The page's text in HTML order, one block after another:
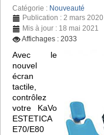
Catégorie : Nouveauté
Publication : 2 mars 2020
Mis à jour : 18 mai 2021
Affichages : 2033
Avec le
nouvel
écran
tactile,
contrôlez
votre KaVo
ESTETICA
E70/E80